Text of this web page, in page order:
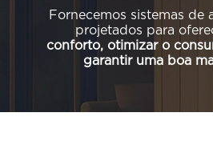
Fornecemos sistemas de
projetados para
conforto, otimizar o
garantir uma boa